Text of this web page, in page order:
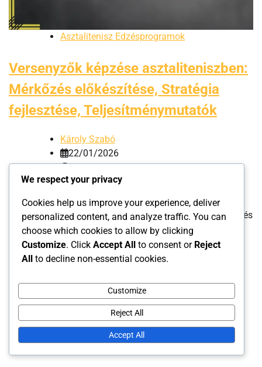
Asztalitenisz Edzésprogramok
Versenyzők képzése asztaliteniszben:
Mérkőzés előkészítése, Stratégia
fejlesztése, Teljesítménymutatók
Károly Szabó
22/01/2026
0
A versenyszerű asztaliteniszezők edzése átfogó
megközelítést igényel, amely magában foglalja a mérkőzés
előkészítését, a stratégia kidolgozását és a
teljesítménymutatók nyomon követését. A hatékony
felkészülés ötvözi […]
Your email address will not be published.
are marked
We respect your privacy
Cookies help us improve your experience, deliver
personalized content, and analyze traffic. You can
choose which cookies to allow by clicking
Customize. Click Accept All to consent or Reject
All to decline non-essential cookies.
Customize
Reject All
Accept All